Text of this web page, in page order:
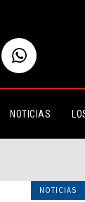
NOTICIAS
NOTICIAS